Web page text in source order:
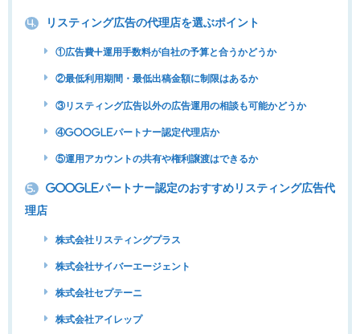
4. リスティング広告の代理店を選ぶポイント
①広告費+運用手数料が自社の予算と合うかどうか
②最低利用期間・最低出稿金額に制限はあるか
③リスティング広告以外の広告運用の相談も可能かどうか
④Googleパートナー認定代理店か
⑤運用アカウントの共有や権利譲渡はできるか
5.
Googleパートナー認定のおすすめリスティング広告代
理店
株式会社リスティングプラス
株式会社サイバーエージェント
株式会社セプテーニ
株式会社アイレップ